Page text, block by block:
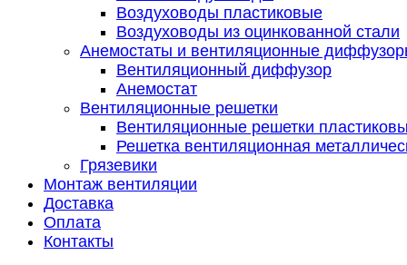
Воздуховоды пластиковые
Воздуховоды из оцинкованной стали
Анемостаты и вентиляционные
Вентиляционный диффузор
Анемостат
Вентиляционные решетки
Вентиляционные решетки
Решетка вентиляционная
Грязевики
Монтаж вентиляции
Доставка
Оплата
Контакты